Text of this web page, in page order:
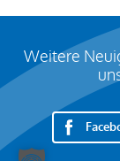
Weitere